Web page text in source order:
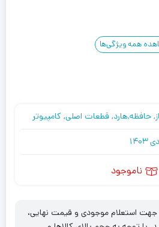
همه ویژگی‌ها
حافظه,هارد, قطعات اصلی, کامپیوتر
ناموجود
استعلام موجودی و قیمت نهایی،